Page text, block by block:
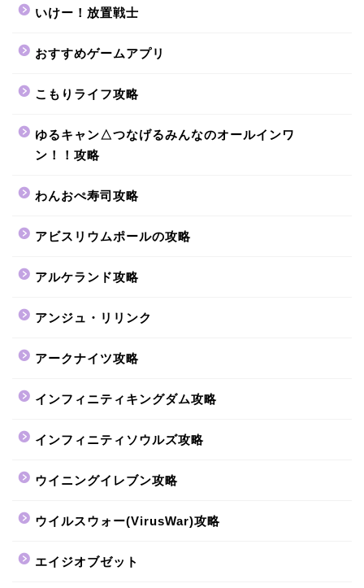
いけー！放置戦士
おすすめゲームアプリ
こもりライフ攻略
ゆるキャン△つなげるみんなのオールインワ
ン！！攻略
わんおぺ寿司攻略
アビスリウムポールの攻略
アルケランド攻略
アンジュ・リリンク
アークナイツ攻略
インフィニティキングダム攻略
インフィニティソウルズ攻略
ウイニングイレブン攻略
ウイルスウォー(VirusWar)攻略
エイジオブゼット